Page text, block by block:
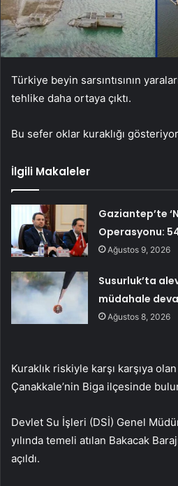
Türkiye beyin sarsıntısının
tehlike daha ortaya çıktı.
Bu sefer oklar kuraklığı
İlgili Makaleler
Gaziantep’te
Operasyonu:
Ağustos 9, 2026
Susurluk’ta
müdahale
Ağustos 8, 2026
Kuraklık riskiyle karşı karşıya
Çanakkale’nin Biga ilçesinde
Devlet Su İşleri (DSİ) Genel
yılında temeli atılan Bakacak
açıldı.